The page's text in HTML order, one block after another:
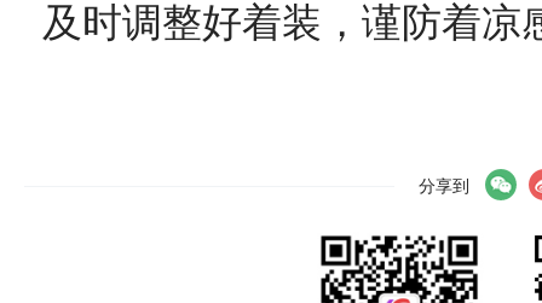
及时调整好着装，谨防着凉
分享到